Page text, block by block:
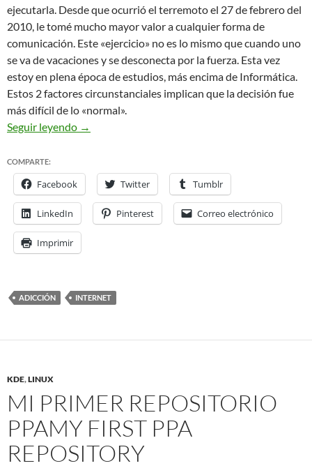
ejecutarla. Desde que ocurrió el terremoto el 27 de febrero del
2010, le tomé mucho mayor valor a cualquier forma de
comunicación. Este «ejercicio» no es lo mismo que cuando uno
se va de vacaciones y se desconecta por la fuerza. Esta vez
estoy en plena época de estudios, más encima de Informática.
Estos 2 factores circunstanciales implican que la decisión fue
más difícil de lo «normal».
Seguir leyendo Desconectado
→
COMPARTE:
Facebook Twitter Tumblr
LinkedIn Pinterest Correo electrónico
Imprimir
ADICCIÓN INTERNET
KDE,LINUX
MI PRIMER REPOSITORIO
PPAMY FIRST PPA
REPOSITORY